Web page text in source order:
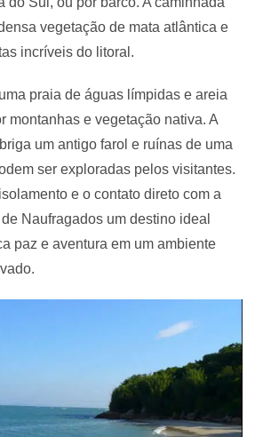
vegetação de mata atlântica e
incríveis do litoral.
praia de águas límpidas e areia
montanhas e vegetação nativa. A
um antigo farol e ruínas de uma
ser exploradas pelos visitantes.
e o contato direto com a
Naufragados um destino ideal
paz e aventura em um ambiente